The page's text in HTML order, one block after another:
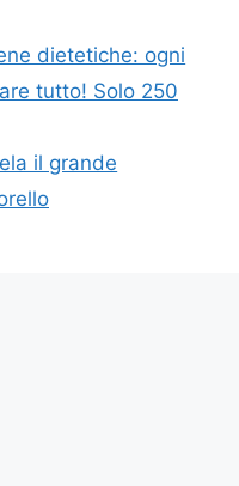
dietetiche: ogni
tutto! Solo 250
il grande